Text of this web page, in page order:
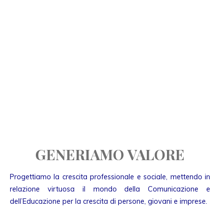
GENERIAMO VALORE
Progettiamo la crescita professionale e sociale, mettendo in
relazione virtuosa il mondo della Comunicazione e
dell’Educazione per la crescita di persone, giovani e imprese.